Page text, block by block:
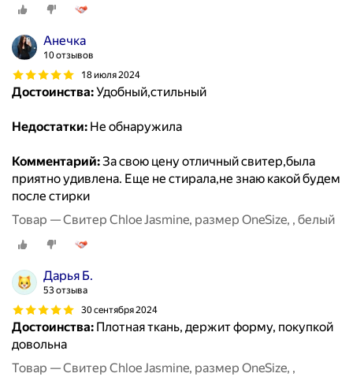
Анечка
10 отзывов
18 июля 2024
Достоинства:Удобный,стильный
Недостатки: Не обнаружила
Комментарий:За свою цену отличный свитер,была
приятно удивлена. Еще не стирала,не знаю какой будем
после стирки
Товар — Свитер Chloe Jasmine, размер OneSize, , белый
Дарья Б.
53 отзыва
30 сентября 2024
Достоинства: Плотная ткань, держит форму, покупкой
довольна
Товар — Свитер Chloe Jasmine, размер OneSize, ,